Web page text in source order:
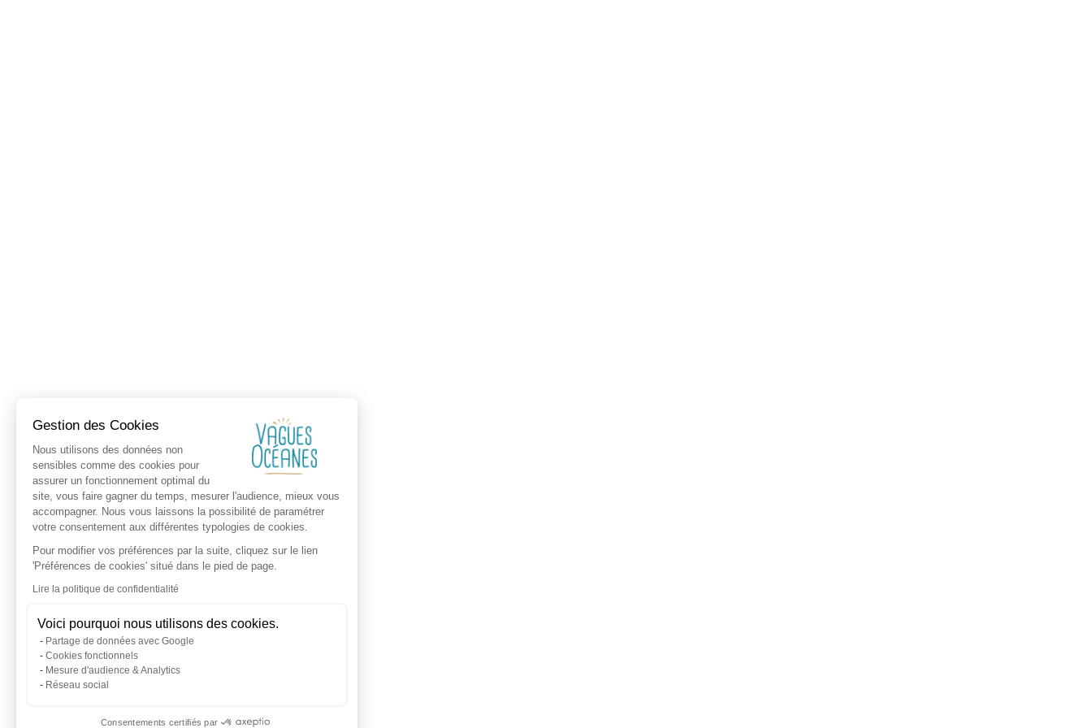
Gestion des Cookies
Nous utilisons des données non
sensibles comme des cookies pour
assurer un fonctionnement optimal du
site, vous faire gagner du temps, mesurer l'audience, mieux vous
accompagner. Nous vous laissons la possibilité de paramétrer
votre consentement aux différentes typologies de cookies.
Pour modifier vos préférences par la suite, cliquez sur le lien
'Préférences de cookies' situé dans le pied de page.
Lire la politique de confidentialité
Voici pourquoi nous utilisons des cookies.
Partage de données avec Google
Cookies fonctionnels
Mesure d'audience & Analytics
Réseau social
Consentements certifiés par